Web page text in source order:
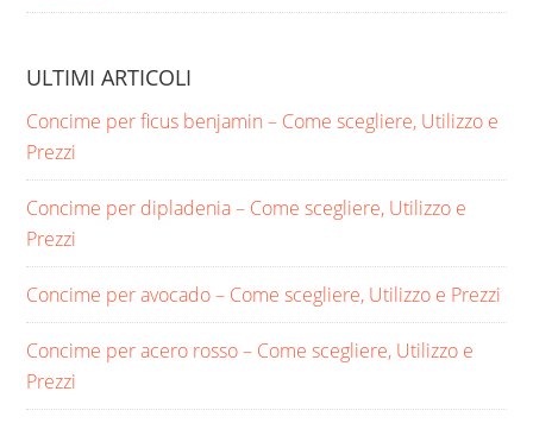
ULTIMI ARTICOLI
Concime per ficus benjamin​ – Come scegliere, Utilizzo e
Prezzi
Concime per dipladenia​ – Come scegliere, Utilizzo e
Prezzi
Concime per avocado​ – Come scegliere, Utilizzo e Prezzi
Concime per acero rosso​ – Come scegliere, Utilizzo e
Prezzi